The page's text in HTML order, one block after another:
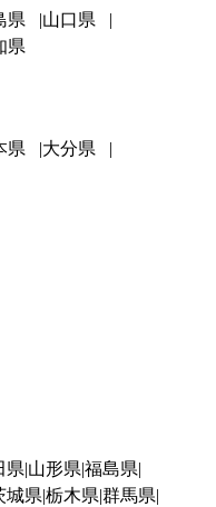
県
山口県
県
県
大分県
県 山形県 福島県
城県 栃木県 群馬県